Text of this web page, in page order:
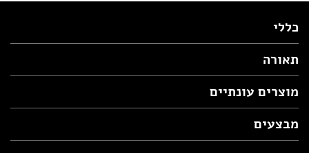
כללי
תאורה
מוצרים עונתיים
מבצעים